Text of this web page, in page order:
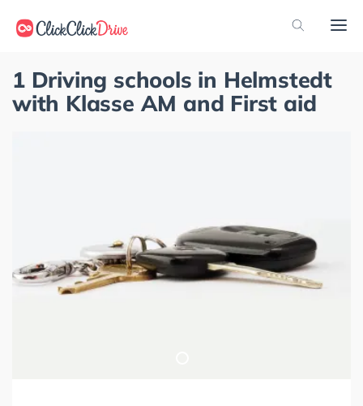
1 Driving schools in Helmstedt
with Klasse AM and First aid